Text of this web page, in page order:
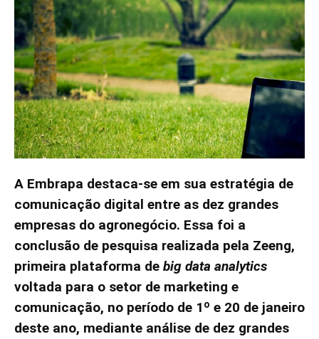
A Embrapa destaca-se em sua estratégia de
comunicação digital entre as dez grandes
empresas do agronegócio. Essa foi a
conclusão de pesquisa realizada pela Zeeng,
primeira plataforma de big data analytics
voltada para o setor de marketing e
comunicação, no período de 1º e 20 de janeiro
deste ano, mediante análise de dez grandes